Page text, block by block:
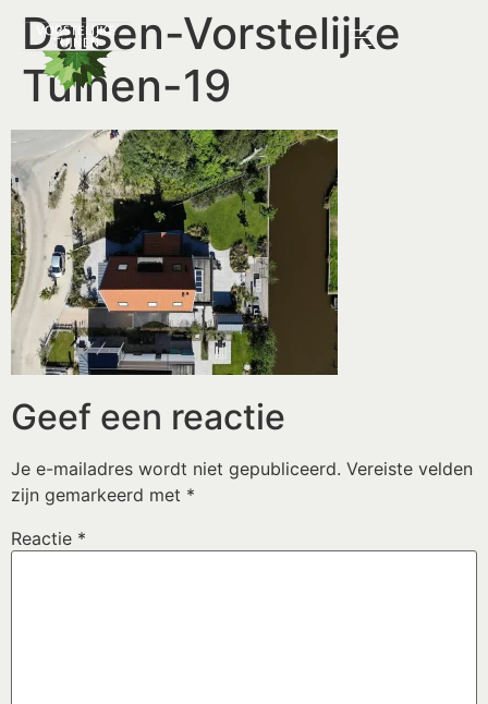
Dalsen-Vorstelijke
Tuinen-19
Geef een reactie
Je e-mailadres wordt niet gepubliceerd. Vereiste velden
zijn gemarkeerd met *
Reactie *